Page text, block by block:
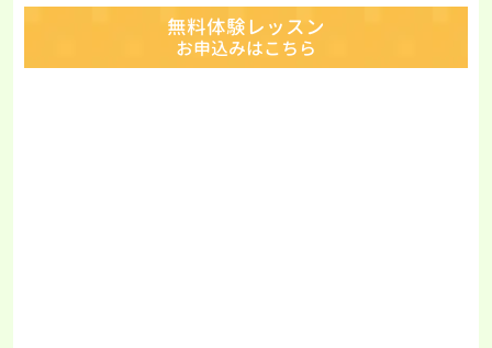
無料体験レッスン
お申込みはこちら